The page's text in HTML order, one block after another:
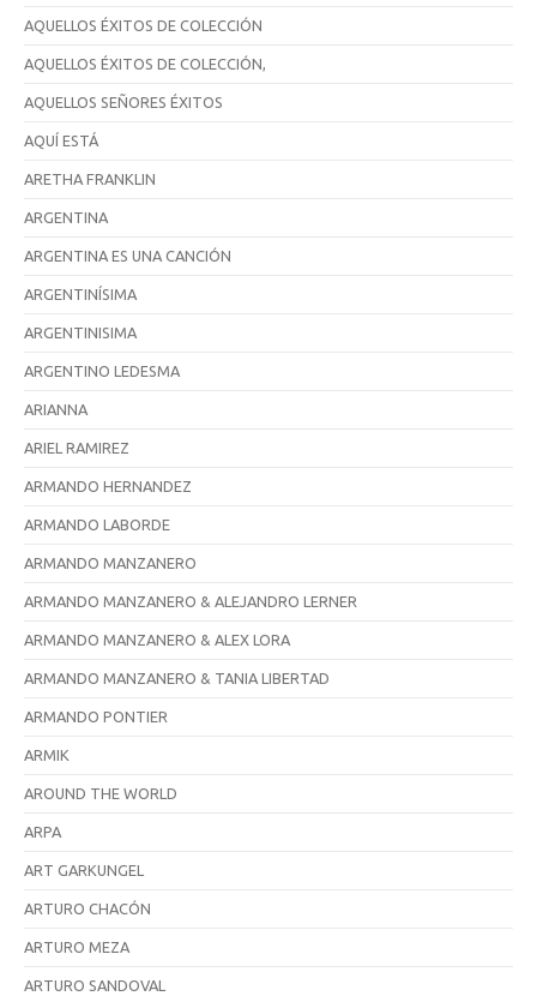
AQUELLOS ÉXITOS DE COLECCIÓN
AQUELLOS ÉXITOS DE COLECCIÓN,
AQUELLOS SEÑORES ÉXITOS
AQUÍ ESTÁ
ARETHA FRANKLIN
ARGENTINA
ARGENTINA ES UNA CANCIÓN
ARGENTINÍSIMA
ARGENTINISIMA
ARGENTINO LEDESMA
ARIANNA
ARIEL RAMIREZ
ARMANDO HERNANDEZ
ARMANDO LABORDE
ARMANDO MANZANERO
ARMANDO MANZANERO & ALEJANDRO LERNER
ARMANDO MANZANERO & ALEX LORA
ARMANDO MANZANERO & TANIA LIBERTAD
ARMANDO PONTIER
ARMIK
AROUND THE WORLD
ARPA
ART GARKUNGEL
ARTURO CHACÓN
ARTURO MEZA
ARTURO SANDOVAL